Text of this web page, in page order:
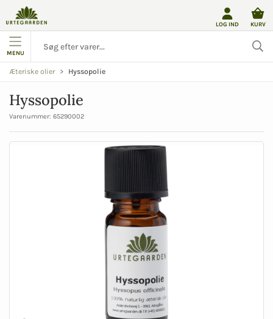
LOG IND KURV
MENU
Æteriske olier Hyssopolie
Hyssopolie
Varenummer: 65290002